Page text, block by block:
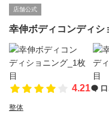
店舗公式
幸伸ボディコンディシ
4.21 口
整体